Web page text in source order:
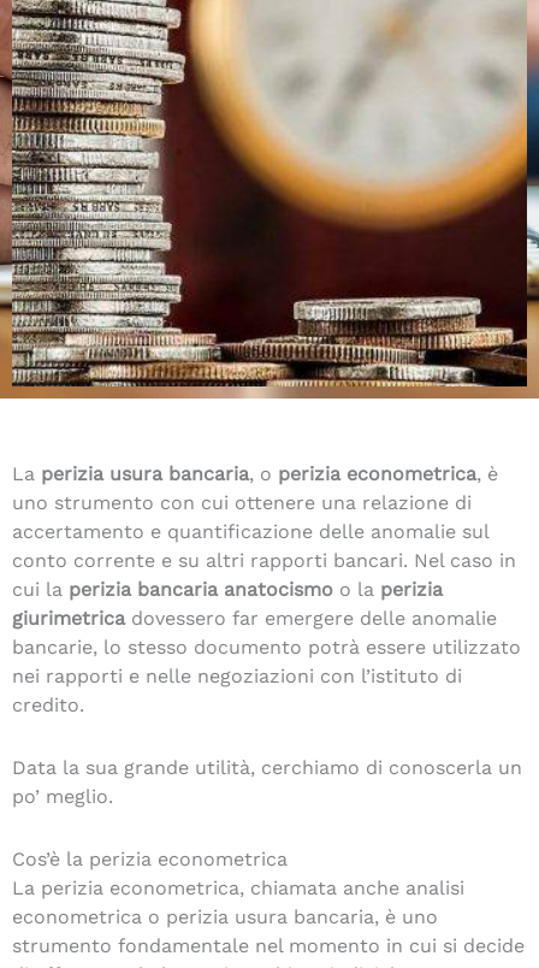
La perizia usura bancaria, o perizia econometrica, è
uno strumento con cui ottenere una relazione di
accertamento e quantificazione delle anomalie sul
conto corrente e su altri rapporti bancari. Nel caso in
cui la perizia bancaria anatocismo o la perizia
giurimetricadovessero far emergere delle anomalie
bancarie, lo stesso documento potrà essere utilizzato
nei rapporti e nelle negoziazioni con l’istituto di
credito.
Data la sua grande utilità, cerchiamo di conoscerla un
po’ meglio.
Cos’è la perizia econometrica
La perizia econometrica, chiamata anche analisi
econometrica o perizia usura bancaria, è uno
strumento fondamentale nel momento in cui si decide